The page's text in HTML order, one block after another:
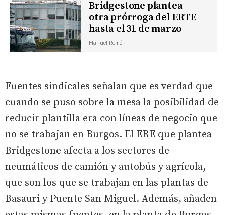
Bridgestone plantea
otra prórroga del ERTE
hasta el 31 de marzo
Manuel Remón
Fuentes sindicales señalan que es verdad que
cuando se puso sobre la mesa la posibilidad de
reducir plantilla era con líneas de negocio que
no se trabajan en Burgos. El ERE que plantea
Bridgestone afecta a los sectores de
neumáticos de camión y autobús y agrícola,
que son los que se trabajan en las plantas de
Basauri y Puente San Miguel. Además, añaden